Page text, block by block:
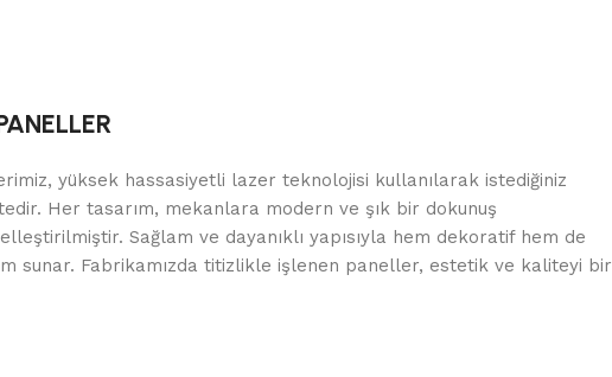
yüksek hassasiyetli lazer teknolojisi kullanılarak istediğiniz
Her tasarım, mekanlara modern ve şık bir dokunuş
Sağlam ve dayanıklı yapısıyla hem dekoratif hem de
sunar. Fabrikamızda titizlikle işlenen paneller, estetik ve kaliteyi bir